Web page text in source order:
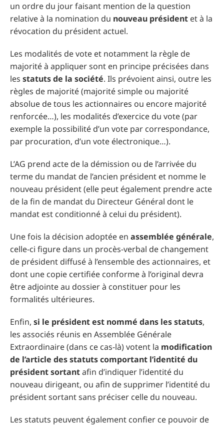
un ordre du jour faisant mention de la question
relative à la nomination du nouveau président et à la
révocation du président actuel.
Les modalités de vote et notamment la règle de
majorité à appliquer sont en principe précisées dans
les statuts de la société. Ils prévoient ainsi, outre les
règles de majorité (majorité simple ou majorité
absolue de tous les actionnaires ou encore majorité
renforcée…), les modalités d’exercice du vote (par
exemple la possibilité d’un vote par correspondance,
par procuration, d’un vote électronique…).
L’AG prend acte de la démission ou de l’arrivée du
terme du mandat de l’ancien président et nomme le
nouveau président (elle peut également prendre acte
de la fin de mandat du Directeur Général dont le
mandat est conditionné à celui du président).
Une fois la décision adoptée en assemblée générale,
celle-ci figure dans un procès-verbal de changement
de président diffusé à l’ensemble des actionnaires, et
dont une copie certifiée conforme à l’original devra
être adjointe au dossier à constituer pour les
formalités ultérieures.
Enfin, si le président est nommé dans les statuts,
les associés réunis en Assemblée Générale
Extraordinaire (dans ce cas-là) votent la modification
de l’article des statuts comportant l’identité du
président sortantafin d’indiquer l’identité du
nouveau dirigeant, ou afin de supprimer l’identité du
président sortant sans préciser celle du nouveau.
Les statuts peuvent également confier ce pouvoir de